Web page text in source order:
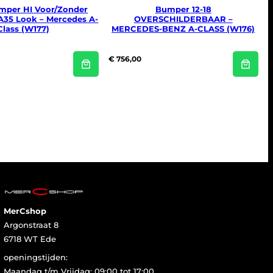
HI Voor/Zonder
Look – Mercedes A-
(W177)
Bumper 12-18
OVERSCHILDERBAAR –
MERCEDES-BENZ A-CLASS (W176)
€756,00
MerCshop
Argonstraat 8
6718 WT Ede
openingstijden: